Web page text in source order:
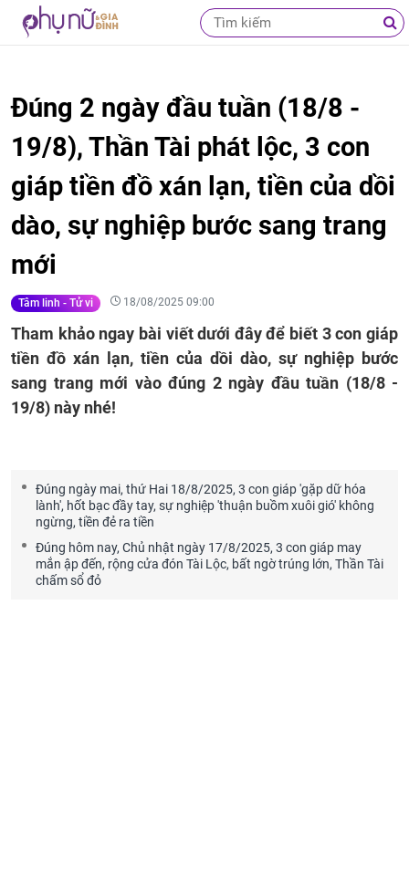
Đúng 2 ngày đầu tuần (18/8 -
19/8), Thần Tài phát lộc, 3 con
giáp tiền đồ xán lạn, tiền của dồi
dào, sự nghiệp bước sang trang
mới
Tâm linh - Tử vi 18/08/2025 09:00
Tham khảo ngay bài viết dưới đây để biết 3 con giáp
tiền đồ xán lạn, tiền của dồi dào, sự nghiệp bước
sang trang mới vào đúng 2 ngày đầu tuần (18/8 -
19/8) này nhé!
Đúng ngày mai, thứ Hai 18/8/2025, 3 con giáp 'gặp dữ hóa
lành', hốt bạc đầy tay, sự nghiệp 'thuận buồm xuôi gió' không
ngừng, tiền đẻ ra tiền
Đúng hôm nay, Chủ nhật ngày 17/8/2025, 3 con giáp may
mắn ập đến, rộng cửa đón Tài Lộc, bất ngờ trúng lớn, Thần Tài
chấm sổ đỏ